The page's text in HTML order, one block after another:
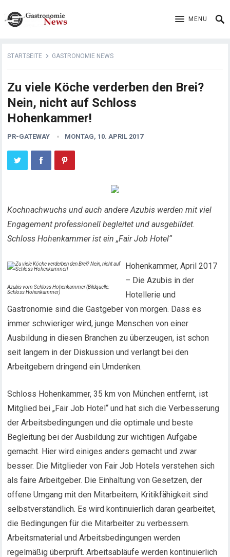
MENU
STARTSEITE GASTRONOMIE NEWS
Zu viele Köche verderben den Brei?
Nein, nicht auf Schloss
Hohenkammer!
PR-GATEWAY MONTAG, 10. APRIL 2017
Kochnachwuchs und auch andere Azubis werden mit viel
Engagement professionell begleitet und ausgebildet.
Schloss Hohenkammer ist ein „Fair Job Hotel“
Azubis vom Schloss Hohenkammer (Bildquelle:
Schloss Hohenkammer)
Hohenkammer, April 2017
– Die Azubis in der
Hotellerie und
Gastronomie sind die Gastgeber von morgen. Dass es
immer schwieriger wird, junge Menschen von einer
Ausbildung in diesen Branchen zu überzeugen, ist schon
seit langem in der Diskussion und verlangt bei den
Arbeitgebern dringend ein Umdenken.
Schloss Hohenkammer, 35 km von München entfernt, ist
Mitglied bei „Fair Job Hotel“ und hat sich die Verbesserung
der Arbeitsbedingungen und die optimale und beste
Begleitung bei der Ausbildung zur wichtigen Aufgabe
gemacht. Hier wird einiges anders gemacht und zwar
besser. Die Mitglieder von Fair Job Hotels verstehen sich
als faire Arbeitgeber. Die Einhaltung von Gesetzen, der
offene Umgang mit den Mitarbeitern, Kritikfähigkeit sind
selbstverständlich. Es wird kontinuierlich daran gearbeitet,
die Bedingungen für die Mitarbeiter zu verbessern.
Arbeitsmaterial und Arbeitsbedingungen werden
regelmäßig überprüft. Arbeitsabläufe werden kontinuierlich